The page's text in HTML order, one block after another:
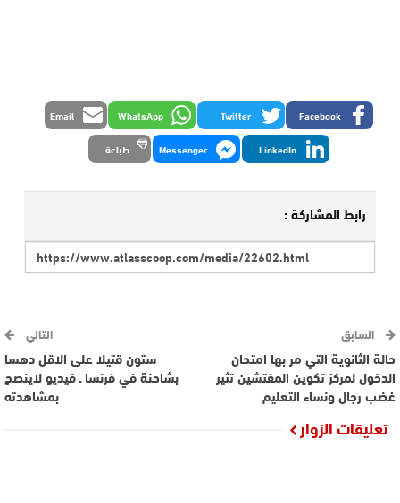
Facebook
Twitter
WhatsApp
Email
LinkedIn
Messenger طباعة
رابط المشاركة :
السابق
حالة الثانوية التي مر بها امتحان
الدخول لمركز تكوين المفتشين تثير
غضب رجال ونساء التعليم
التالي
ستون قتيلا على الاقل دهسا
بشاحنة في فرنسا ـ فيديو لاينصح
بمشاهدته
تعليقات الزوار